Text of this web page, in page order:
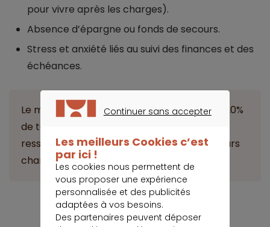
pour vivre après les charges).
Absence d’épargne ou fonds de secours.
Stress et anxiété liés au suivi des finances et des
échéances.
Le malendettement peut commencer dès 20%
de taux d’endettement, tout dépend des
ressources des intéressés, et du poids de leurs
charges.
Je réduis mes mensualités
Continuer sans accepter
Les meilleurs Cookies c’est
par ici !
Les cookies nous permettent de
vous proposer une expérience
personnalisée et des publicités
adaptées à vos besoins.
Des partenaires peuvent déposer